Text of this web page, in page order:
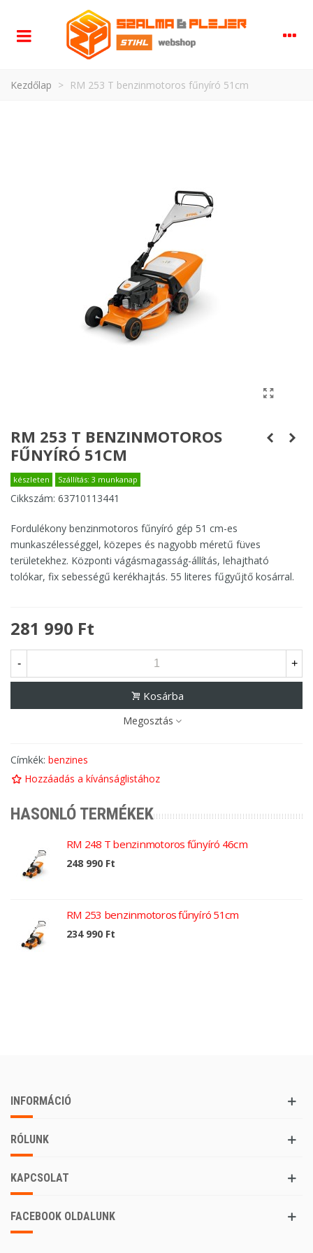
Kezdőlap > RM 253 T benzinmotoros fűnyíró 51cm
RM 253 T BENZINMOTOROS
FŰNYÍRÓ 51CM
készleten Szállítás: 3 munkanap
Cikkszám: 63710113441
Fordulékony benzinmotoros fűnyíró gép 51 cm-es
munkaszélességgel, közepes és nagyobb méretű füves
területekhez. Központi vágásmagasság-állítás, lehajtható
tolókar, fix sebességű kerékhajtás. 55 literes fűgyűjtő kosárral.
281 990 Ft
- +
Kosárba
Megosztás
Címkék: benzines
Hozzáadás a kívánságlistához
HASONLÓ TERMÉKEK
RM 248 T benzinmotoros fűnyíró 46cm
248 990 Ft
RM 253 benzinmotoros fűnyíró 51cm
234 990 Ft
INFORMÁCIÓ
RÓLUNK
KAPCSOLAT
FACEBOOK OLDALUNK